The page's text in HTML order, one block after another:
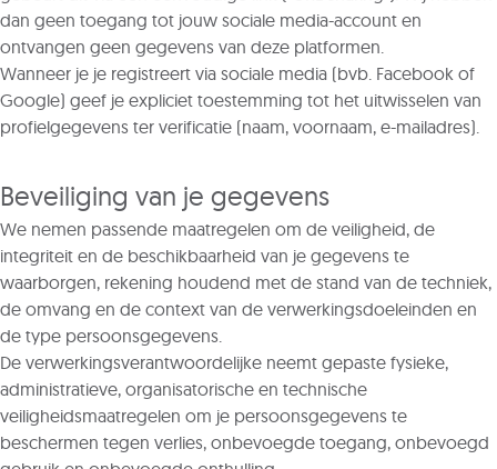
dan geen toegang tot jouw sociale media-account en
ontvangen geen gegevens van deze platformen.
Wanneer je je registreert via sociale media (bvb. Facebook of
Google) geef je expliciet toestemming tot het uitwisselen van
profielgegevens ter verificatie (naam, voornaam, e-mailadres).
Beveiliging van je gegevens
We nemen passende maatregelen om de veiligheid, de
integriteit en de beschikbaarheid van je gegevens te
waarborgen, rekening houdend met de stand van de techniek,
de omvang en de context van de verwerkingsdoeleinden en
de type persoonsgegevens.
De verwerkingsverantwoordelijke neemt gepaste fysieke,
administratieve, organisatorische en technische
veiligheidsmaatregelen om je persoonsgegevens te
beschermen tegen verlies, onbevoegde toegang, onbevoegd